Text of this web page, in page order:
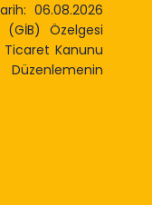
06.08.2026
(GİB) Özelgesi
Ticaret Kanunu